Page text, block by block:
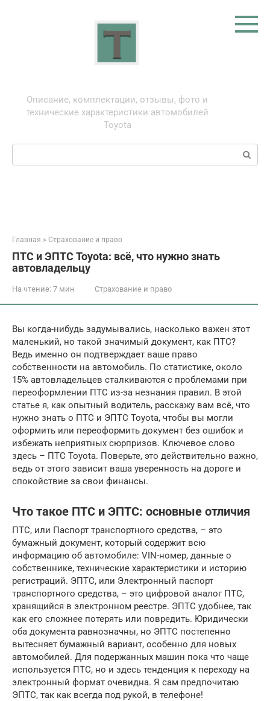
Описание, комплектации, отзывы, фото и
технические характеристики автомобилей
Toyota
Поиск:
Главная » Страхование и право
ПТС и ЭПТС Toyota: всё, что нужно знать
автовладельцу
На чтение: 7 мин Страхование и право
Вы когда-нибудь задумывались, насколько важен этот
маленький, но такой значимый документ, как ПТС?
Ведь именно он подтверждает ваше право
собственности на автомобиль. По статистике, около
15% автовладельцев сталкиваются с проблемами при
переоформлении ПТС из-за незнания правил. В этой
статье я, как опытный водитель, расскажу вам всё, что
нужно знать о ПТС и ЭПТС Toyota, чтобы вы могли
оформить или переоформить документ без ошибок и
избежать неприятных сюрпризов. Ключевое слово
здесь – ПТС Toyota. Поверьте, это действительно важно,
ведь от этого зависит ваша уверенность на дороге и
спокойствие за свои финансы.
Что такое ПТС и ЭПТС: основные отличия
ПТС, или Паспорт транспортного средства, – это
бумажный документ, который содержит всю
информацию об автомобиле: VIN-номер, данные о
собственнике, технические характеристики и историю
регистраций. ЭПТС, или Электронный паспорт
транспортного средства, – это цифровой аналог ПТС,
хранящийся в электронном реестре. ЭПТС удобнее, так
как его сложнее потерять или повредить. Юридически
оба документа равнозначны, но ЭПТС постепенно
вытесняет бумажный вариант, особенно для новых
автомобилей. Для подержанных машин пока что чаще
используется ПТС, но и здесь тенденция к переходу на
электронный формат очевидна. Я сам предпочитаю
ЭПТС, так как всегда под рукой, в телефоне!